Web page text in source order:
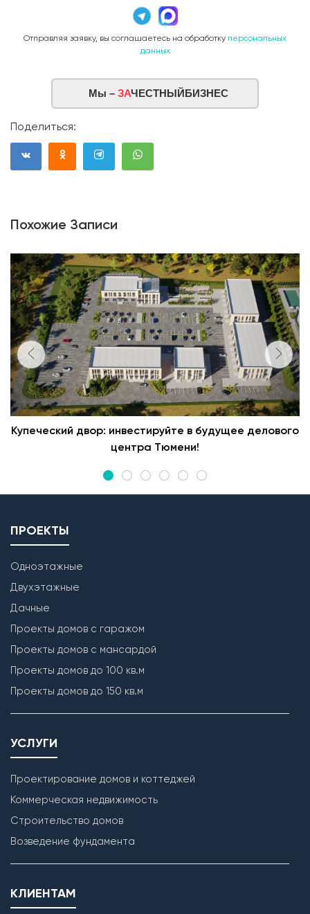
Отправляя заявку, вы соглашаетесь на обработку персональных
данных
Мы – ЗАЧЕСТНЫЙБИЗНЕС
Поделиться:
Похожие Записи
Купеческий двор: инвестируйте в будущее делового
центра Тюмени!
ПРОЕКТЫ
Одноэтажные
Двухэтажные
Дачные
Проекты домов с гаражом
Проекты домов с мансардой
Проекты домов до 100 кв.м
Проекты домов до 150 кв.м
УСЛУГИ
Проектирование домов и коттеджей
Коммерческая недвижимость
Строительство домов
Возведение фундамента
КЛИЕНТАМ